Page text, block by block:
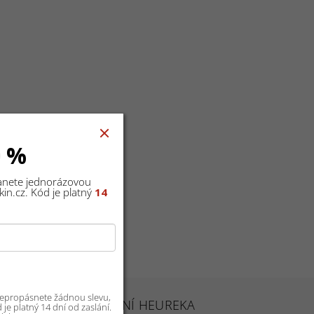
HODNOCENÍ HEUREKA
%
jednorázovou
Kód je platný 14
žádnou slevu,
platný 14 dní od zaslání.